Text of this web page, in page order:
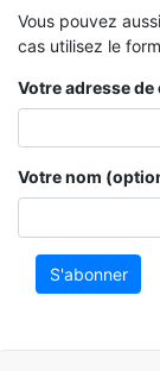
Vous pouvez
cas utilisez le
Votre adresse
Votre nom
S'abonner